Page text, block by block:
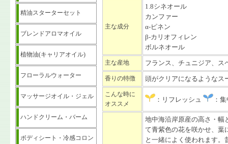
精油スターターセット
ブレンドアロマオイル
植物油(キャリアオイル)
フローラルウォーター
マッサージオイル・ジェル
ハンドクリーム・バーム
ボディシート・冷感コロン
主な成分
1.8シネオール
カンファー
α-ピネン
β-カリオフィレン
ボルネオール
主な産地 フランス、チュニジア、ス
香りの特徴 頭がクリアになるようなス
こんな時に
オススメ
：リフレッシュ ：
地中海沿岸原産の高さ・幅
て青紫色の花を咲かせ、葉
と一緒によく使われます